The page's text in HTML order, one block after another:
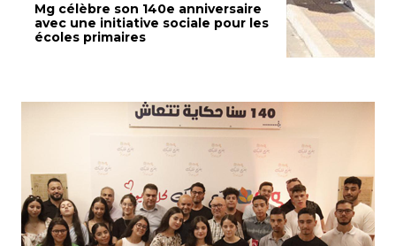
Mg célèbre son 140e anniversaire
avec une initiative sociale pour les
écoles primaires